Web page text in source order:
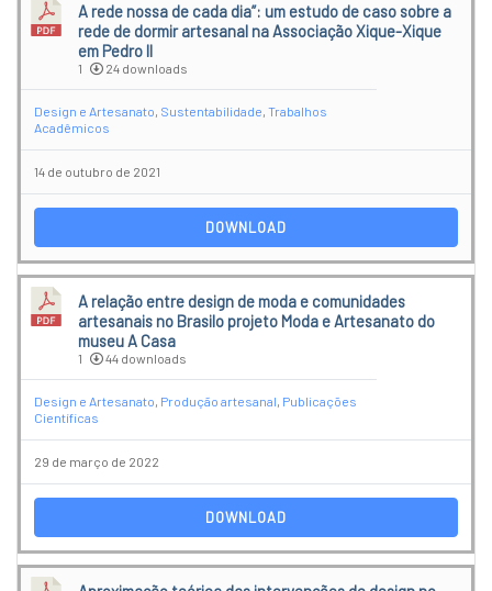
A rede nossa de cada dia”: um estudo de caso sobre a
rede de dormir artesanal na Associação Xique-Xique
em Pedro II
1 24 downloads
Design e Artesanato, Sustentabilidade, Trabalhos
Acadêmicos
14 de outubro de 2021
DOWNLOAD
A relação entre design de moda e comunidades
artesanais no Brasilo projeto Moda e Artesanato do
museu A Casa
1 44 downloads
Design e Artesanato, Produção artesanal, Publicações
Científicas
29 de março de 2022
DOWNLOAD